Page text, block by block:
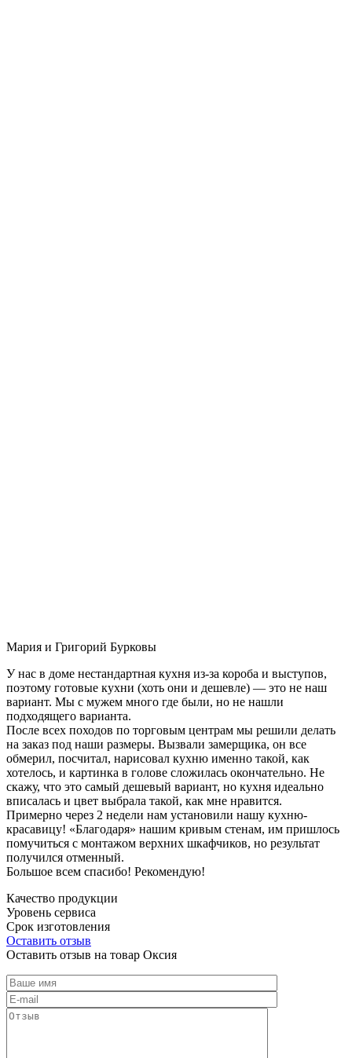
Мария и Григорий Бурковы
У нас в доме нестандартная кухня из-за короба и выступов,
поэтому готовые кухни (хоть они и дешевле) — это не наш
вариант. Мы с мужем много где были, но не нашли
подходящего варианта.
После всех походов по торговым центрам мы решили делать
на заказ под наши размеры. Вызвали замерщика, он все
обмерил, посчитал, нарисовал кухню именно такой, как
хотелось, и картинка в голове сложилась окончательно. Не
скажу, что это самый дешевый вариант, но кухня идеально
вписалась и цвет выбрала такой, как мне нравится.
Примерно через 2 недели нам установили нашу кухню-
красавицу! «Благодаря» нашим кривым стенам, им пришлось
помучиться с монтажом верхних шкафчиков, но результат
получился отменный.
Большое всем спасибо! Рекомендую!
Качество продукции
Уровень сервиса
Срок изготовления
Оставить отзыв
Оставить отзыв на товар Оксия